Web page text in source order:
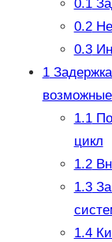
0.1
0.2
0.3
1
1.1
цикл
1.2
1.3
1.4